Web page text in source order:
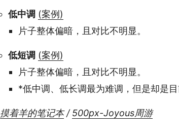
低中调 (案例)
片子整体偏暗，且对比不明显。
低短调 (案例)
片子整体偏暗，且对比不明显。
*低中调、低长调最为难调，但是却是目
摸着羊的笔记本/500px-Joyous周游